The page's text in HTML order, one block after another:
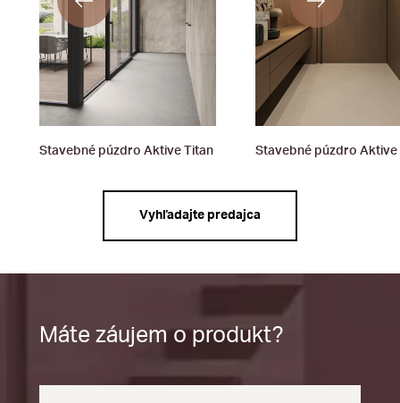
Stavebné púzdro Aktive Titan Stavebné púzdro Aktive
Vyhľadajte predajca
Máte záujem o produkt?